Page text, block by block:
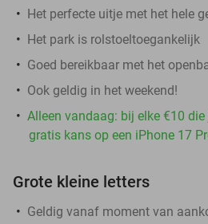
Het perfecte uitje met het hele
Het park is rolstoeltoegankelijk
Goed bereikbaar met het
Ook geldig in het weekend!
Alleen vandaag: bij elke €10
gratis kans op een iPhone 17
Grote kleine letters
Geldig vanaf moment van